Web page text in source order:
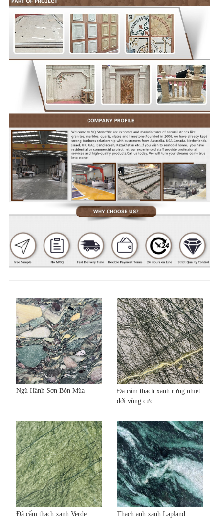
Ngũ Hành Sơn Bốn Mùa
Đá cẩm thạch xanh rừng nhiệt
đới vùng cực
Đá cẩm thạch xanh Verde
Thạch anh xanh Lapland